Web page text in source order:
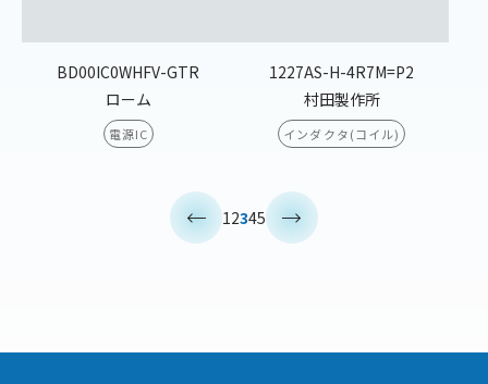
BD00IC0WHFV-GTR
ローム
電源IC
1227AS-H-4R7M=P2
村田製作所
インダクタ(コイル)
12345